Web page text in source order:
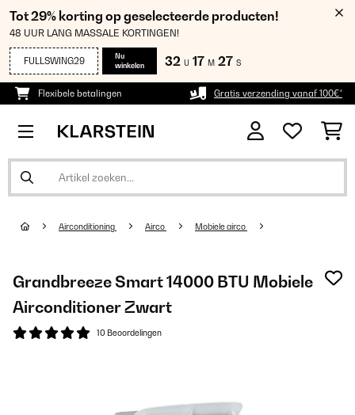
Tot 29% korting op geselecteerde producten!
48 UUR LANG MASSALE KORTINGEN!
FULLSWING29
Nu
winkelen
32 U 17 M 26 S
Flexibele betalingen Gratis verzending vanaf 100€*
Airconditioning Airco Mobiele airco
Grandbreeze Smart 14000 BTU Mobiele
Airconditioner Zwart
10 Beoordelingen